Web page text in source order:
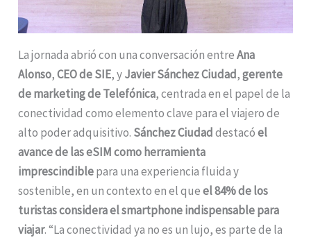
La jornada abrió con una conversación entreAna
Alonso,CEO de SIE, yJavier Sánchez Ciudad,gerente
de marketing de Telefónica, centrada en el papel de la
conectividad como elemento clave para el viajero de
alto poder adquisitivo. Sánchez Ciudaddestacóel
avance de las eSIM como herramienta
imprescindiblepara una experiencia fluida y
sostenible, en un contexto en el queel 84% de los
turistas considera el smartphone indispensable para
viajar. “La conectividad ya no es un lujo, es parte de la